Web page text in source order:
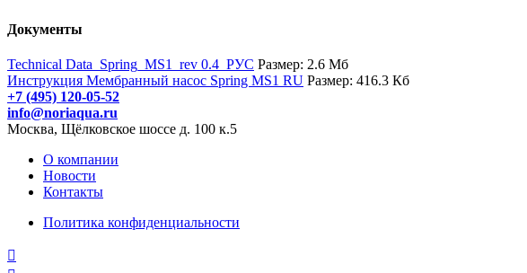
Документы
Technical Data_Spring_MS1_rev 0.4_РУС Размер: 2.6 Мб
Инструкция Мембранный насос Spring MS1 RU Размер: 416.3 Кб
+7 (495) 120-05-52
info@noriaqua.ru
Москва, Щёлковское шоссе д. 100 к.5
О компании
Новости
Контакты
Политика конфиденциальности